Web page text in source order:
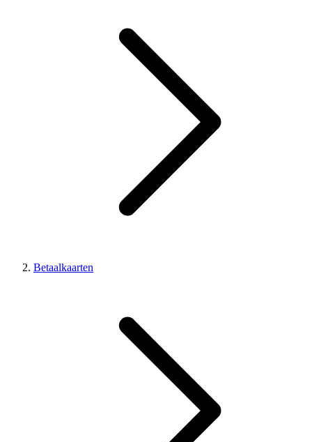
Betaalkaarten